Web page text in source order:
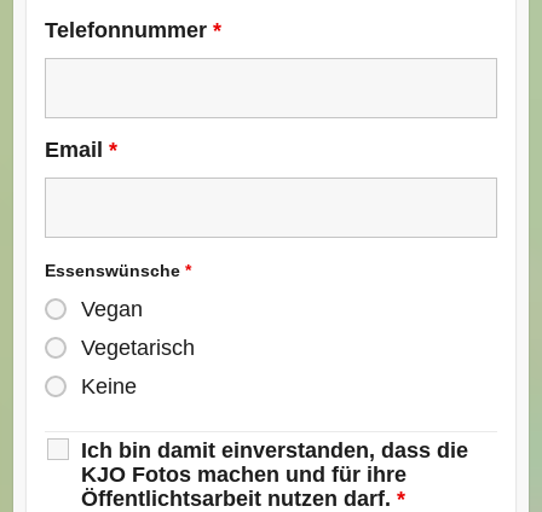
Telefonnummer *
Email *
Essenswünsche *
Vegan
Vegetarisch
Keine
Ich bin damit einverstanden, dass die
KJO Fotos machen und für ihre
Öffentlichtsarbeit nutzen darf. *